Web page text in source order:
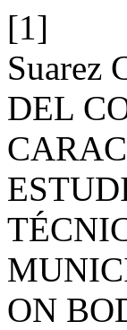
[1]
Suarez
DEL
ON